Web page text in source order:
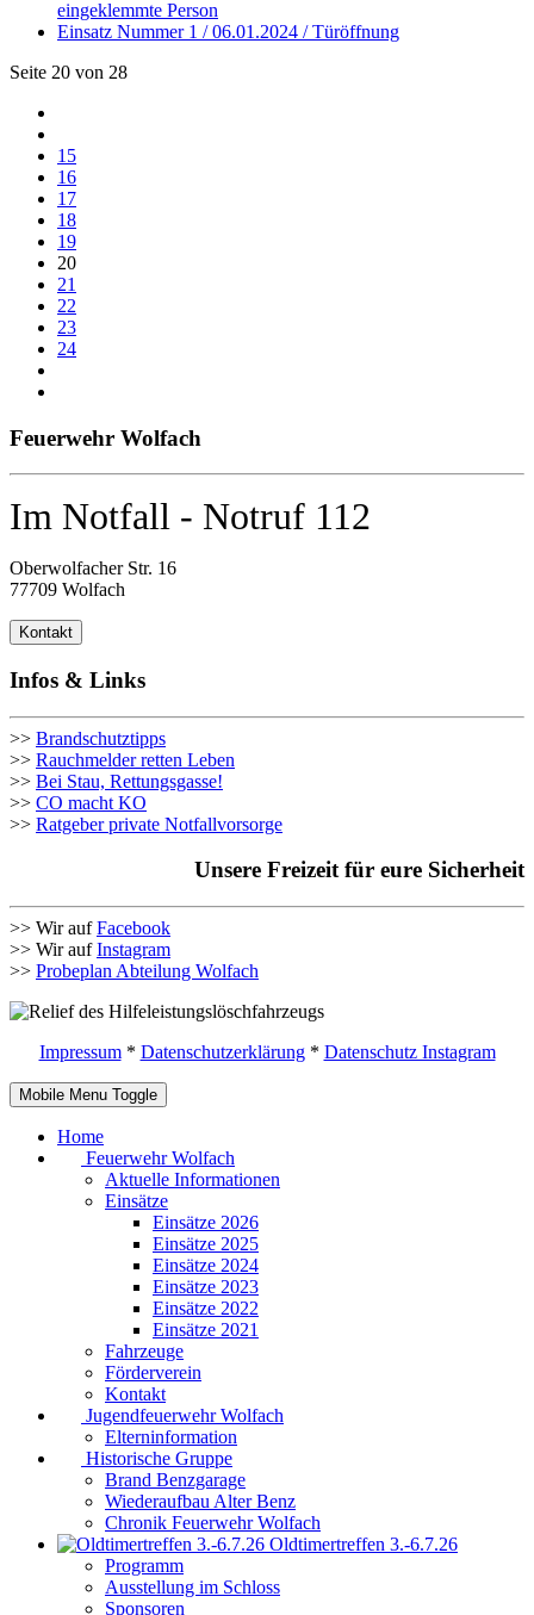
eingeklemmte Person
Einsatz Nummer 1 / 06.01.2024 / Türöffnung
Seite 20 von 28
15
16
17
18
19
20
21
22
23
24
Feuerwehr Wolfach
Im Notfall - Notruf 112
Oberwolfacher Str. 16
77709 Wolfach
Kontakt
Infos & Links
>> Brandschutztipps
>> Rauchmelder retten Leben
>> Bei Stau, Rettungsgasse!
>> CO macht KO
>> Ratgeber private Notfallvorsorge
Unsere Freizeit für eure Sicherheit
>> Wir aufFacebook
>> Wir aufInstagram
>> Probeplan Abteilung Wolfach
Impressum* Datenschutzerklärung* Datenschutz Instagram
Mobile Menu Toggle
Home
Feuerwehr Wolfach
Aktuelle Informationen
Einsätze
Einsätze 2026
Einsätze 2025
Einsätze 2024
Einsätze 2023
Einsätze 2022
Einsätze 2021
Fahrzeuge
Förderverein
Kontakt
Jugendfeuerwehr Wolfach
Elterninformation
Historische Gruppe
Brand Benzgarage
Wiederaufbau Alter Benz
Chronik Feuerwehr Wolfach
Oldtimertreffen 3.-6.7.26
Programm
Ausstellung im Schloss
Sponsoren